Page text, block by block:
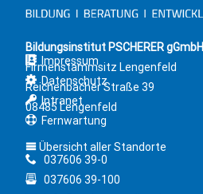
Bildungsinstitut PSCHERER gGmbH
Firmenstammsitz Lengenfeld
Reichenbacher Straße 39
08485 Lengenfeld
Übersicht aller Standorte
Impressum
Datenschutz
Intranet
Fernwartung
037606 39-0
037606 39-100